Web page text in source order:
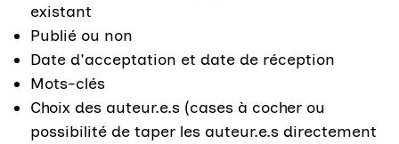
existant
Publié ou non
Date d'acceptation et date de réception
Mots-clés
Choix des auteur.e.s (cases à cocher ou
possibilité de taper les auteur.e.s directement